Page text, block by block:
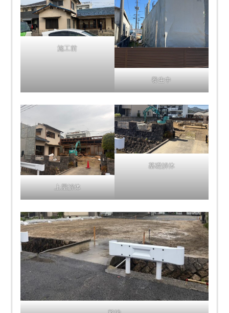
施工前
養生中
上屋解体
基礎解体